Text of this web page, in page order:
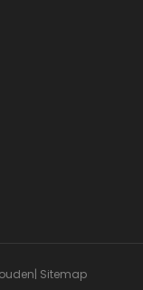
| Sitemap